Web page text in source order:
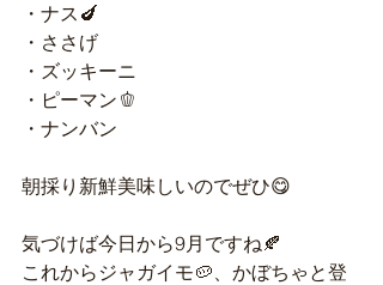
・ナス🍆
・ささげ
・ズッキーニ
・ピーマン🫑
・ナンバン
朝採り新鮮美味しいのでぜひ😋
気づけば今日から9月ですね🍂
これからジャガイモ🥔、かぼちゃと登